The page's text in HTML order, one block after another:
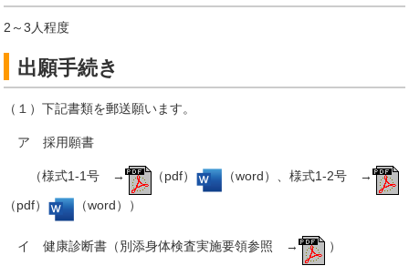
2～3人程度
出願手続き
（１）下記書類を郵送願います。
ア 採用願書
（様式1-1号 → （pdf）
（word）、様式1-2号 →
（pdf）
（word））
イ 健康診断書（別添身体検査実施要領参照 → ）